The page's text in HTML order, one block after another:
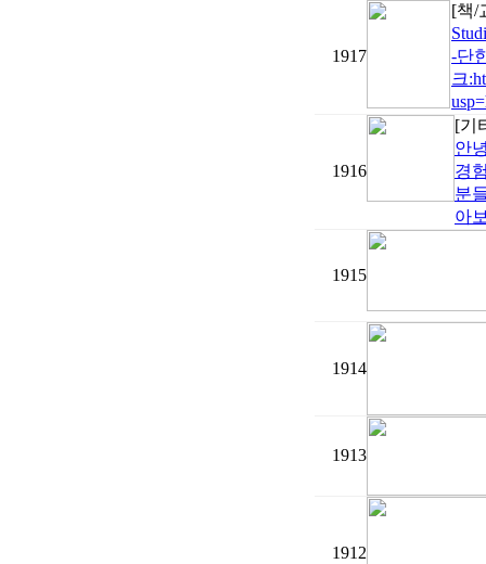
1917
[책/
-단
크
1916
[기
안
경
분
아
1915
1914
1913
1912